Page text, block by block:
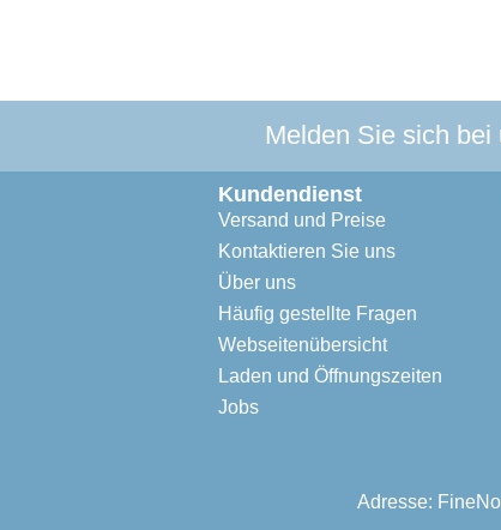
Melden Sie sich
Kundendienst
Versand und Preise
Kontaktieren Sie uns
Über uns
Häufig gestellte Fragen
Webseitenübersicht
Laden und Öffnungszeiten
Jobs
Adresse: